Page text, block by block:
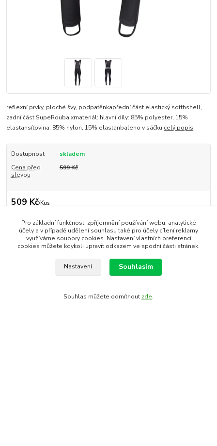
reflexní prvky, ploché švy, podpatěnkapřední část elastický softhshell,
zadní část SupeRoubaixmateriál: hlavní díly: 85% polyester, 15%
elastansíťovina: 85% nylon, 15% elastanbaleno v sáčku celý popis
Dostupnost
skladem
Cena před
slevou
599 Kč
509 Kč/Kus
Přidat do košíku
8592627135040
FORCE
Kompletní specifikace
Pro základní funkčnost, zpříjemnění používání webu, analytické
účely a v případě udělení souhlasu také pro účely cílení reklamy
využíváme soubory cookies. Nastavení vlastních preferencí
cookies můžete kdykoli upravit odkazem ve spodní části stránek.
Nastavení Souhlasím
Souhlas můžete odmítnout zde.